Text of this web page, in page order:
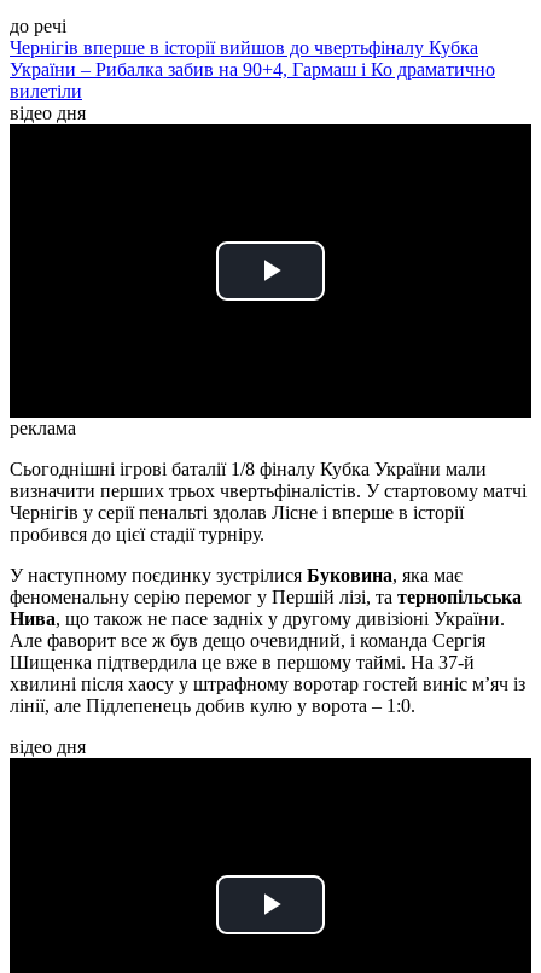
до речі
Чернігів вперше в історії вийшов до чвертьфіналу Кубка
України – Рибалка забив на 90+4, Гармаш і Ко драматично
вилетіли
відео дня
Play
реклама
Сьогоднішні ігрові баталії 1/8 фіналу Кубка України мали
визначити перших трьох чвертьфіналістів. У стартовому матчі
Чернігів у серії пенальті здолав Лісне і вперше в історії
пробився до цієї стадії турніру.
У наступному поєдинку зустрілися Буковина, яка має
феноменальну серію перемог у Першій лізі, та тернопільська
Нива, що також не пасе задніх у другому дивізіоні України.
Але фаворит все ж був дещо очевидний, і команда Сергія
Шищенка підтвердила це вже в першому таймі. На 37-й
хвилині після хаосу у штрафному воротар гостей виніс м’яч із
лінії, але Підлепенець добив кулю у ворота – 1:0.
відео дня
Play